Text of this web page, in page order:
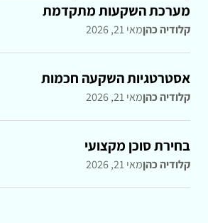
מערכת השקעות מתקדמת
קלודיה כהןמאי 21, 2026
אסטרטגיות השקעה חכמות
קלודיה כהןמאי 21, 2026
בחירת סוכן מקצועי
קלודיה כהןמאי 21, 2026